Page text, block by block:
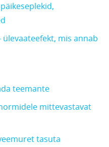
mis annab
teemante
mittevastavat
tasuta